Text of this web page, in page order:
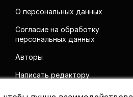
О персональных данных
Согласие на обработку
персональных данных
Авторы
Написать редактору